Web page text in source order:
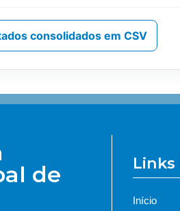
consolidados em CSV
de
Links
Início